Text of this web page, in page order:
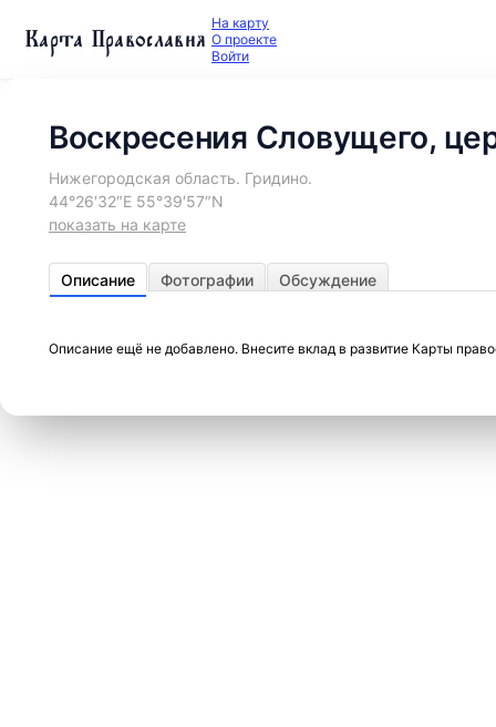
Карта Православия На карту
О проекте
Войти
Воскресения Словущего,
Нижегородская область. Гридино.
44°26′32″E 55°39′57″N
показать на карте
Описание Фотографии Обсуждение
Описание ещё не добавлено. Внесите вклад в развитие Карты